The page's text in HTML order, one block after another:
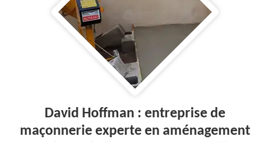
David Hoffman : entreprise de
maçonnerie experte en aménagement